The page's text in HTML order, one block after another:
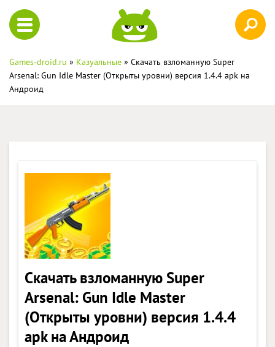
Games-droid.ru » Казуальные » Скачать взломанную Super
Arsenal: Gun Idle Master (Открыты уровни) версия 1.4.4 apk на
Андроид
Скачать взломанную Super
Arsenal: Gun Idle Master
(Открыты уровни) версия 1.4.4
apk на Андроид